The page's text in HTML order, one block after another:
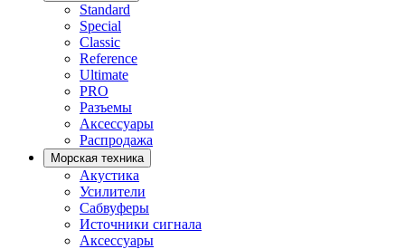
Standard
Special
Classic
Reference
Ultimate
PRO
Разъемы
Аксессуары
Распродажа
Морская техника
Акустика
Усилители
Сабвуферы
Источники сигнала
Аксессуары